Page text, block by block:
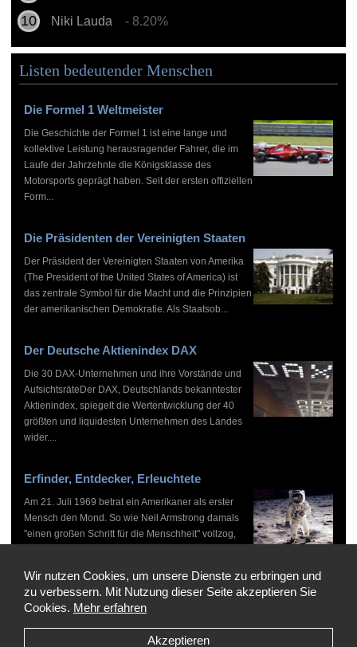
Niki Lauda - 8.20%
Listen bedeutender Menschen
Die Formel 1 Weltmeister
Die Geschichte der Formel 1 ist eine lange und
kollektive Leistung herausragender Fahrer, die im
Laufe der Jahrzehnte die Königsklasse des
Motorsports geprägt haben. Seit der ersten offiziellen
Form...
Die Präsidenten der Vereinigten Staaten
Der Präsident der Vereinigten Staaten von Amerika
(The President of the United States of America) ist
das zentrale Symbol für die Macht und die Prinzipien
der amerikanischen Demokratie. Als Staatsob...
Der Deutsche Aktienindex DAX
Die 30 DAX-Unternehmen und ihre Vorstände und
AufsichtsräteDer DAX, Deutschlands bekanntester
Aktienindex, spiegelt die Wertentwicklung der 40
größten und liquidesten Unternehmen des Landes
wider....
Erfinder, Entdecker, Erleuchtete
Am 21. Juli 1969 betrat ein Amerikaner als erster
Mensch den Mond. So wie Neil Armstrong damals
"einen großen Schritt für die Menschheit" vollzog,
Copyright © 1999-2026 by WHO'S WHO, Alle Rechte vorbehalten
Wir nutzen Cookies, um unsere Dienste zu erbringen und
zu verbessern. Mit Nutzung dieser Seite akzeptieren Sie
Cookies. Mehr erfahren
Akzeptieren